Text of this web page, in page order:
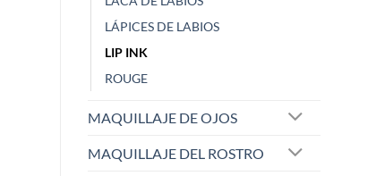
LÁPICES DE LABIOS
LIP INK
ROUGE
MAQUILLAJE DE OJOS
MAQUILLAJE DEL ROSTRO
MARIA ANGELES
Zaoista
5/5